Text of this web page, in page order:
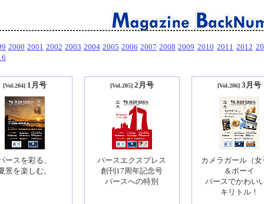
2000 2001 2002 2003 2004 2005 2006 2007 2008 2009 2010 2011 2012
[Vol.204] 1月号
ースを彩る、
景を楽しむ。
[Vol.205] 2月号
パースエクスプレス
創刊17周年記念号
パースへの特別
[Vol.206] 3月号
カメラガール（女
＆ボーイ
パースでかわい
キリトル！